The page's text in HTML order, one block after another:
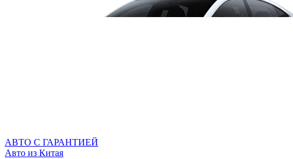
АВТО С ГАРАНТИЕЙ
Авто из Китая